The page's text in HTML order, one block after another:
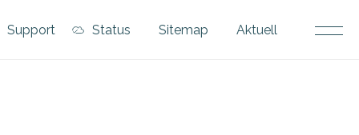
Support Status Sitemap Aktuell